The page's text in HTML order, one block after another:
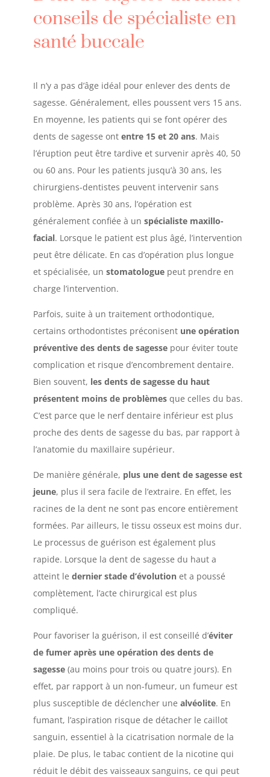
conseils de spécialiste en
santé buccale
Il n’y a pas d’âge idéal pour enlever des dents de
sagesse. Généralement, elles poussent vers 15 ans.
En moyenne, les patients qui se font opérer des
dents de sagesse ont entre 15 et 20 ans. Mais
l’éruption peut être tardive et survenir après 40, 50
ou 60 ans. Pour les patients jusqu’à 30 ans, les
chirurgiens-dentistes peuvent intervenir sans
problème. Après 30 ans, l’opération est
généralement confiée à un spécialiste maxillo-
facial. Lorsque le patient est plus âgé, l’intervention
peut être délicate. En cas d’opération plus longue
et spécialisée, un stomatologuepeut prendre en
charge l’intervention.
Parfois, suite à un traitement orthodontique,
certains orthodontistes préconisent une opération
préventive des dents de sagessepour éviter toute
complication et risque d’encombrement dentaire.
Bien souvent, les dents de sagesse du haut
présentent moins de problèmesque celles du bas.
C’est parce que le nerf dentaire inférieur est plus
proche des dents de sagesse du bas, par rapport à
l’anatomie du maxillaire supérieur.
De manière générale, plus une dent de sagesse est
jeune, plus il sera facile de l’extraire. En effet, les
racines de la dent ne sont pas encore entièrement
formées. Par ailleurs, le tissu osseux est moins dur.
Le processus de guérison est également plus
rapide. Lorsque la dent de sagesse du haut a
atteint le dernier stade d’évolution et a poussé
complètement, l’acte chirurgical est plus
compliqué.
Pour favoriser la guérison, il est conseillé d’éviter
de fumer après une opération des dents de
sagesse (au moins pour trois ou quatre jours). En
effet, par rapport à un non-fumeur, un fumeur est
plus susceptible de déclencher une alvéolite. En
fumant, l’aspiration risque de détacher le caillot
sanguin, essentiel à la cicatrisation normale de la
plaie. De plus, le tabac contient de la nicotine qui
réduit le débit des vaisseaux sanguins, ce qui peut